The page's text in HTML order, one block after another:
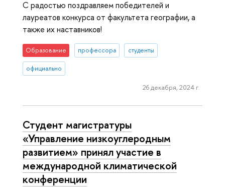
С радостью поздравляем победителей и
лауреатов конкурса от факультета географии, а
также их наставников!
Образование профессора студенты
официально
26 декабря, 2024 г.
Студент магистратуры
«Управление низкоуглеродным
развитием» принял участие в
международной климатической
конференции